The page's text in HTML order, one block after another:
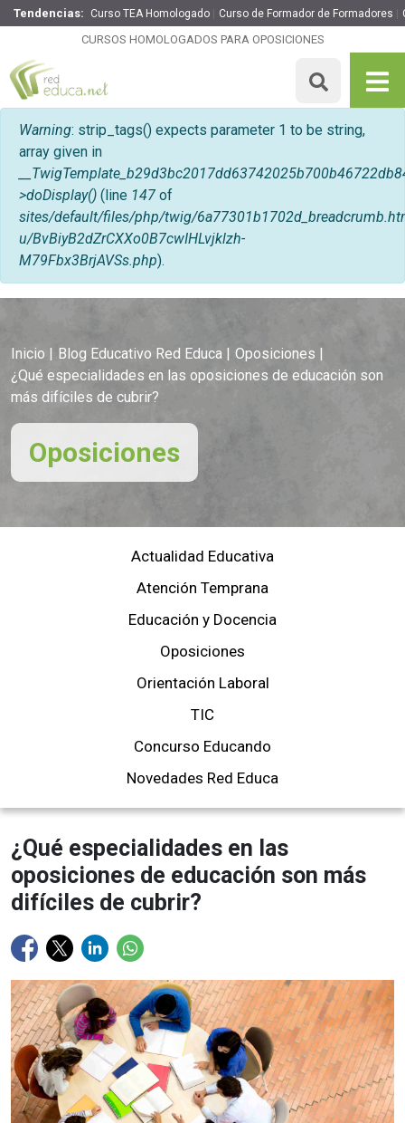
Tendencias: Curso TEA Homologado Curso de Formador de Formadores
CURSOS HOMOLOGADOS PARA OPOSICIONES
Mensaje de error
Warning: strip_tags() expects parameter 1 to be string,
array given in
>doDisplay() (line 147 of
sites/default/files/php/twig/
u/BvBiyB2dZrCXXo0B7cwIHLvjklzh-
M79Fbx3BrjAVSs.php).
Inicio Blog Educativo Red Educa
Oposiciones
¿Qué especialidades en las oposiciones de educación son
más difíciles de cubrir?
Oposiciones
Actualidad Educativa
Atención Temprana
Educación y Docencia
Oposiciones
Orientación Laboral
TIC
Concurso Educando
Novedades Red Educa
¿Qué especialidades en las
oposiciones de educación son más
difíciles de cubrir?